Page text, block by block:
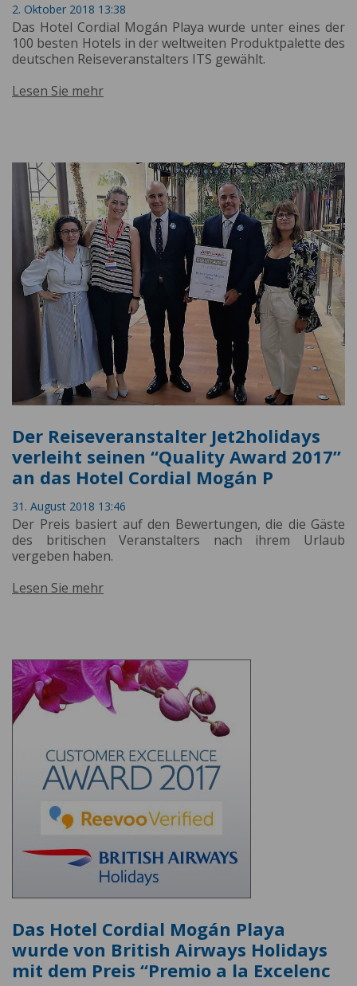
2. Oktober 2018 13:38
Das Hotel Cordial Mogán Playa wurde unter eines der
100 besten Hotels in der weltweiten Produktpalette des
deutschen Reiseveranstalters ITS gewählt.
Lesen Sie mehr
Der Reiseveranstalter Jet2holidays
verleiht seinen “Quality Award 2017”
an das Hotel Cordial Mogán P
31. August 2018 13:46
Der Preis basiert auf den Bewertungen, die die Gäste
des britischen Veranstalters nach ihrem Urlaub
vergeben haben.
Lesen Sie mehr
Das Hotel Cordial Mogán Playa
wurde von British Airways Holidays
mit dem Preis “Premio a la Excelenc